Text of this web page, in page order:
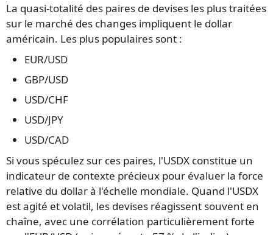
La quasi-totalité des paires de devises les plus traitées
sur le marché des changes impliquent le dollar
américain. Les plus populaires sont :
EUR/USD
GBP/USD
USD/CHF
USD/JPY
USD/CAD
Si vous spéculez sur ces paires, l'USDX constitue un
indicateur de contexte précieux pour évaluer la force
relative du dollar à l'échelle mondiale. Quand l'USDX
est agité et volatil, les devises réagissent souvent en
chaîne, avec une corrélation particulièrement forte